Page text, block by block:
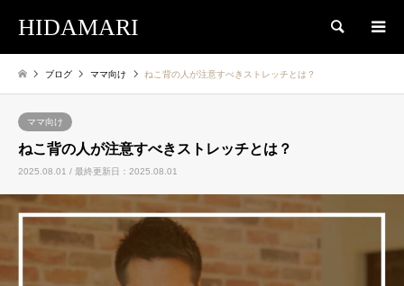
HIDAMARI 検索
ブログ ママ向け ねこ背の人が注意すべきストレッチとは？
ママ向け
ねこ背の人が注意すべきストレッチとは？
2025.08.01 / 最終更新日：2025.08.01